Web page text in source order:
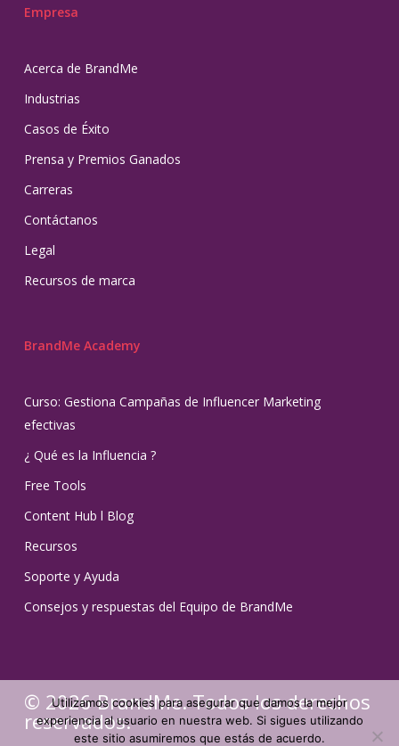
Empresa
Acerca de BrandMe
Industrias
Casos de Éxito
Prensa y Premios Ganados
Carreras
Contáctanos
Legal
Recursos de marca
BrandMe Academy
Curso: Gestiona Campañas de Influencer Marketing
efectivas
¿ Qué es la Influencia ?
Free Tools
Content Hub l Blog
Recursos
Soporte y Ayuda
Consejos y respuestas del Equipo de BrandMe
© 2026 BrandMe. Todos los derechos
reservados.
Utilizamos cookies para asegurar que damos la mejor
experiencia al usuario en nuestra web. Si sigues utilizando
este sitio asumiremos que estás de acuerdo.